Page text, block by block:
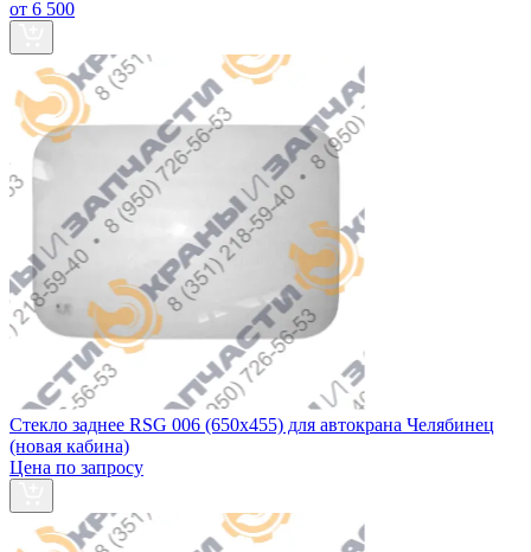
от 6 500
Стекло заднее RSG 006 (650х455) для автокрана Челябинец
(новая кабина)
Цена по запросу